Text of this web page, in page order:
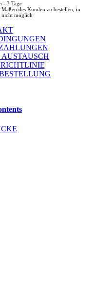
- 3 Tage
des Kunden zu bestellen, in
nicht möglich